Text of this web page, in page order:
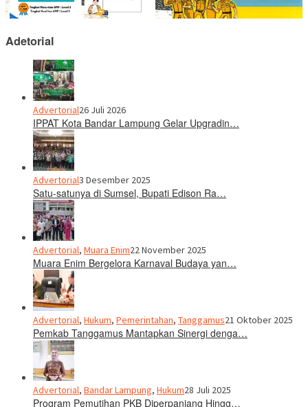
Adetorial
Advertorial26 Juli 2026
IPPAT Kota Bandar Lampung Gelar Upgradin…
Advertorial3 Desember 2025
Satu-satunya di Sumsel, Bupati Edison Ra…
Advertorial, Muara Enim22 November 2025
Muara Enim Bergelora Karnaval Budaya yan…
Advertorial, Hukum, Pemerintahan, Tanggamus21 Oktober 2025
Pemkab Tanggamus Mantapkan Sinergi denga…
Advertorial, Bandar Lampung, Hukum28 Juli 2025
Program Pemutihan PKB Diperpanjang Hingg…